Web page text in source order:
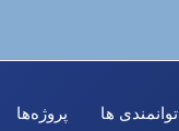
توانمندی ها پروژه‌ها